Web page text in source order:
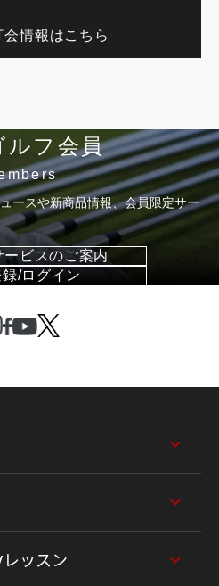
情報はこちら
ルフ会員
ースや新商品情報、会員限定サー
ービスのご案内
/ログイン
ッスン